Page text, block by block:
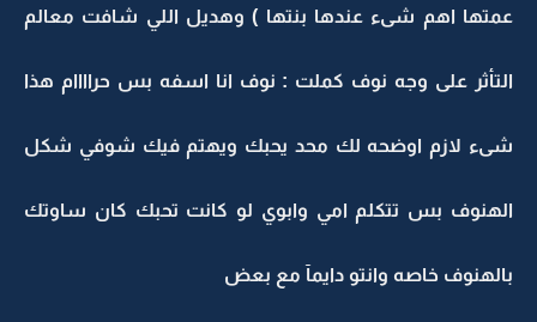
عمتها اهم شىء عندها بنتها ) وهديل اللي شافت معالم
التأثر على وجه نوف كملت : نوف انا اسفه بس حراااام هذا
شىء لازم اوضحه لك محد يحبك ويهتم فيك شوفي شكل
الهنوف بس تتكلم امي وابوي لو كانت تحبك كان ساوتك
بالهنوف خاصه وانتو دايمآ مع بعض